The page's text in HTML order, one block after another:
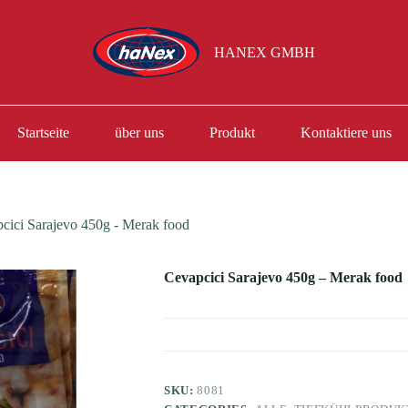
HANEX GMBH
Startseite über uns Produkt Kontaktiere uns
Sarajevo 450g - Merak food
Cevapcici Sarajevo 450g – Merak food
SKU:8081